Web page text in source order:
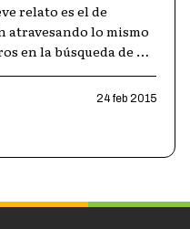
relato es el de
atravesando lo mismo
en la búsqueda de un
24 feb 2015